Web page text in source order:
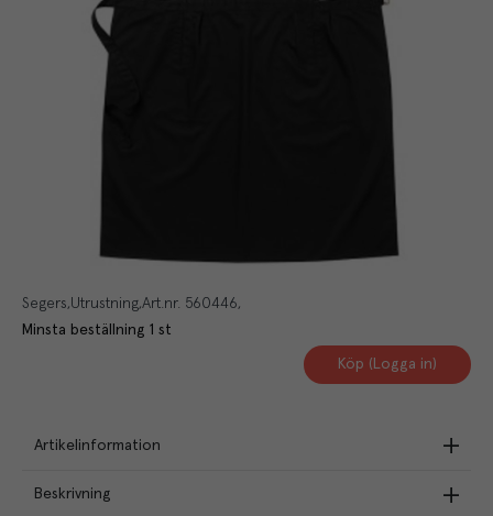
Segers Utrustning Art.nr. 560446
Minsta beställning 1 st
Köp (Logga in)
Artikelinformation
Beskrivning